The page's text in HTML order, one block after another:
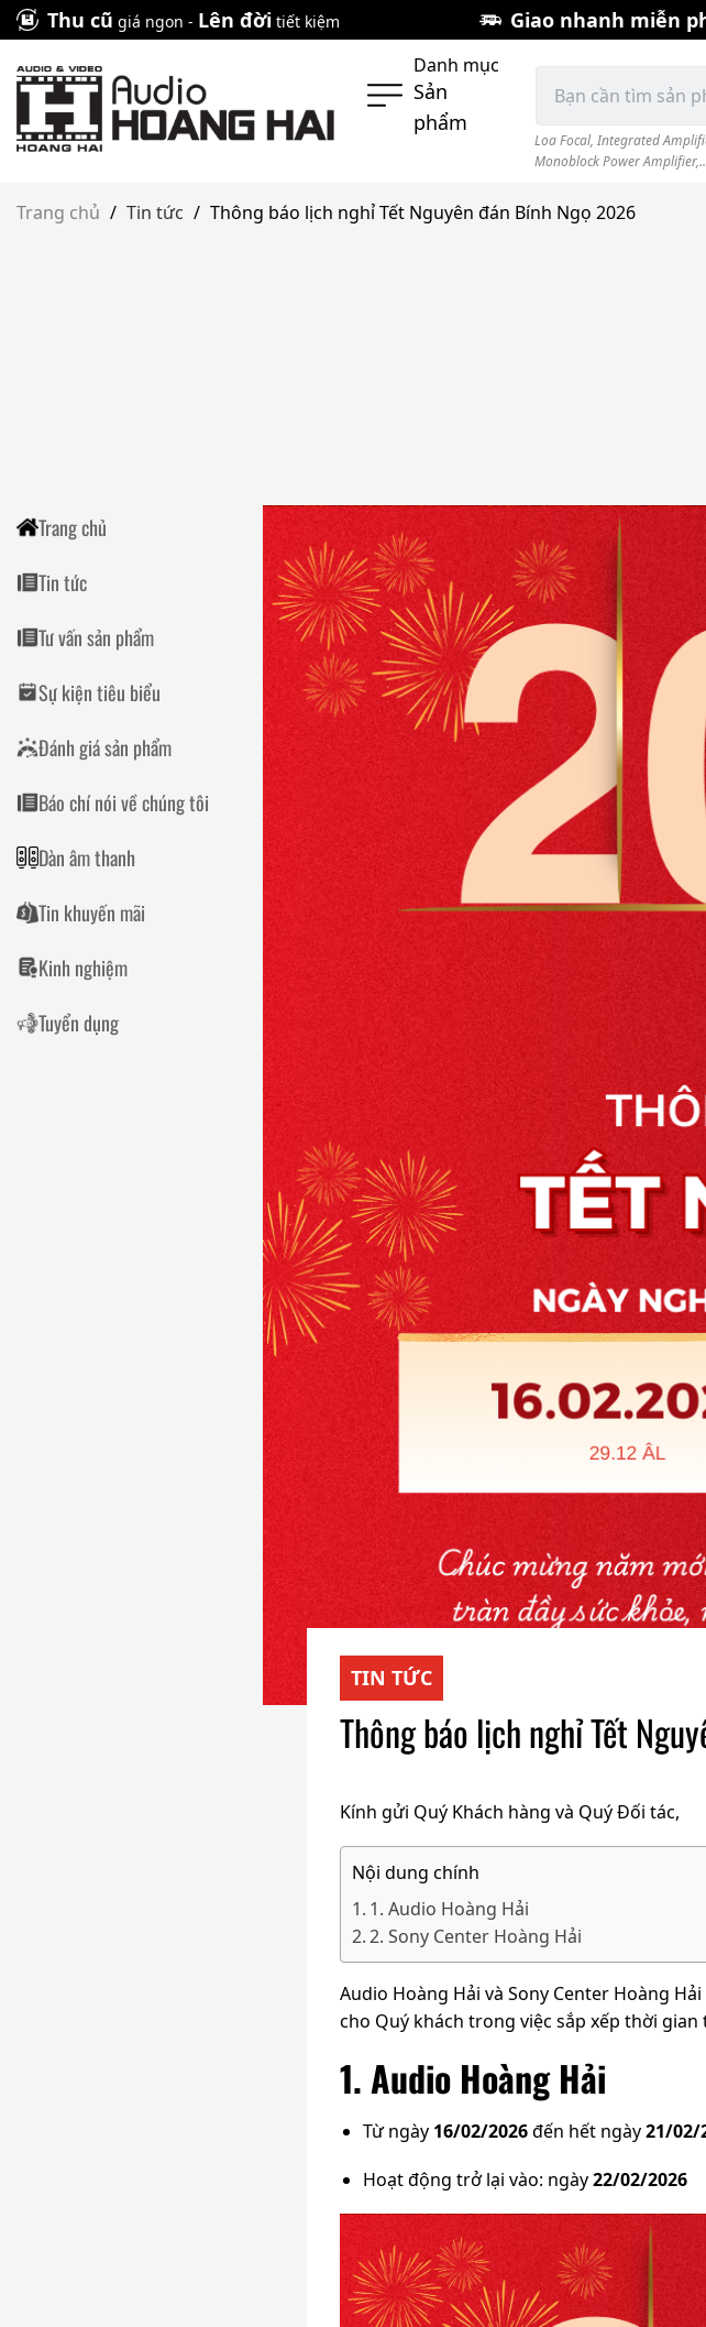
Skip
to
content
Thu cũ giá ngon - Lên đời tiết kiệm Giao nhanh miễn
Danh mục
Sản
phẩm
kiếm:
Loa Focal, Integrated
Monoblock Power Amplifier,..
Trang chủ / Tin tức / Thông báo lịch nghỉ Tết Nguyên đán Bính Ngọ 2026
Trang chủ
Tin tức
Tư vấn sản phẩm
Sự kiện tiêu biểu
Đánh giá sản phẩm
Báo chí nói về chúng tôi
Dàn âm thanh
Tin khuyến mãi
Kinh nghiệm
Tuyển dụng
TIN TỨC
Thông báo lịch nghỉ Tết
Kính gửi Quý Khách hàng và Quý Đối tác,
Nội dung chính
1. Audio Hoàng Hải
2. Sony Center Hoàng Hải
Audio Hoàng Hải và Sony Center Hoàng
cho Quý khách trong việc sắp xếp thời
1. Audio Hoàng Hải
Từ ngày 16/02/2026đến hết ngày21/02/
Hoạt động trở lại vào: ngày22/02/2026